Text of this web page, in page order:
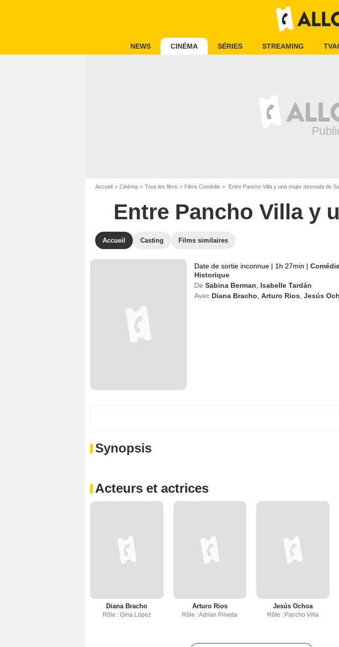
NEWS CINÉMA SÉRIES STREAMING
Accueil Cinéma Tous les films Films Comédie Entre Pancho Villa y una mujer desnuda de
Entre Pancho Villa y
Accueil Casting Films similaires
Date de sortie inconnue | 1h 27min |
Historique
De Sabina Berman
Isabelle Tardán
Avec Diana Bracho Arturo Rios Jesús
Synopsis
Acteurs et actrices
Diana Bracho
Rôle : Gina López
Arturo Rios
Rôle : Adrian Pineda
Jesús Ochoa
Rôle : Pancho Villa